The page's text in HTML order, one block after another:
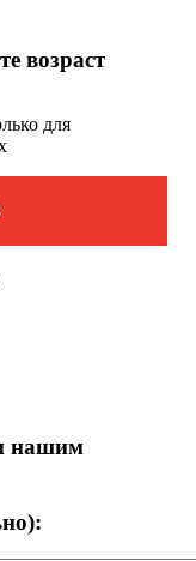
возраст
для
нашим